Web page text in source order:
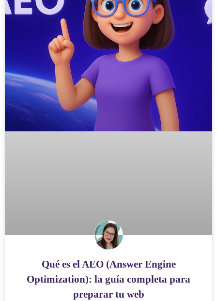
Qué es el AEO (Answer Engine
Optimization): la guía completa para
preparar tu web